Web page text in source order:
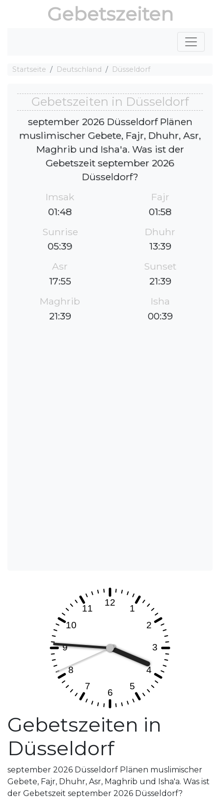
Gebetszeiten
Startseite Deutschland Düsseldorf
Gebetszeiten in Düsseldorf
september 2026 Düsseldorf Plänen
muslimischer Gebete, Fajr, Dhuhr, Asr,
Maghrib und Isha'a. Was ist der
Gebetszeit september 2026
Düsseldorf?
Imsak
01:48
Fajr
01:58
Sunrise
05:39
Dhuhr
13:39
Asr
17:55
Sunset
21:39
Maghrib
21:39
Isha
00:39
Gebetszeiten in
Düsseldorf
september 2026 Düsseldorf Plänen muslimischer
Gebete, Fajr, Dhuhr, Asr, Maghrib und Isha'a. Was ist
der Gebetszeit september 2026 Düsseldorf?